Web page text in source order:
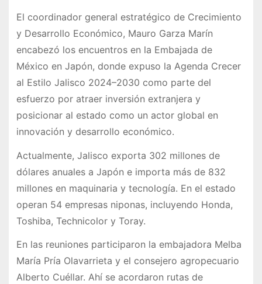
El coordinador general estratégico de Crecimiento
y Desarrollo Económico, Mauro Garza Marín
encabezó los encuentros en la Embajada de
México en Japón, donde expuso la Agenda Crecer
al Estilo Jalisco 2024–2030 como parte del
esfuerzo por atraer inversión extranjera y
posicionar al estado como un actor global en
innovación y desarrollo económico.
Actualmente, Jalisco exporta 302 millones de
dólares anuales a Japón e importa más de 832
millones en maquinaria y tecnología. En el estado
operan 54 empresas niponas, incluyendo Honda,
Toshiba, Technicolor y Toray.
En las reuniones participaron la embajadora Melba
María Pría Olavarrieta y el consejero agropecuario
Alberto Cuéllar. Ahí se acordaron rutas de